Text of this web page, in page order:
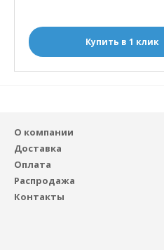
Купить в 1 клик
О компании
Доставка
Оплата
Распродажа
Контакты